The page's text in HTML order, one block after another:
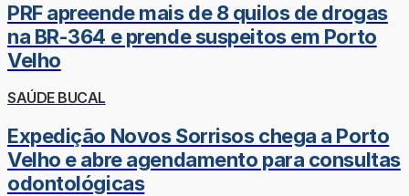
PRF apreende mais de 8 quilos de drogas
na BR-364 e prende suspeitos em Porto
Velho
SAÚDE BUCAL
Expedição Novos Sorrisos chega a Porto
Velho e abre agendamento para consultas
odontológicas